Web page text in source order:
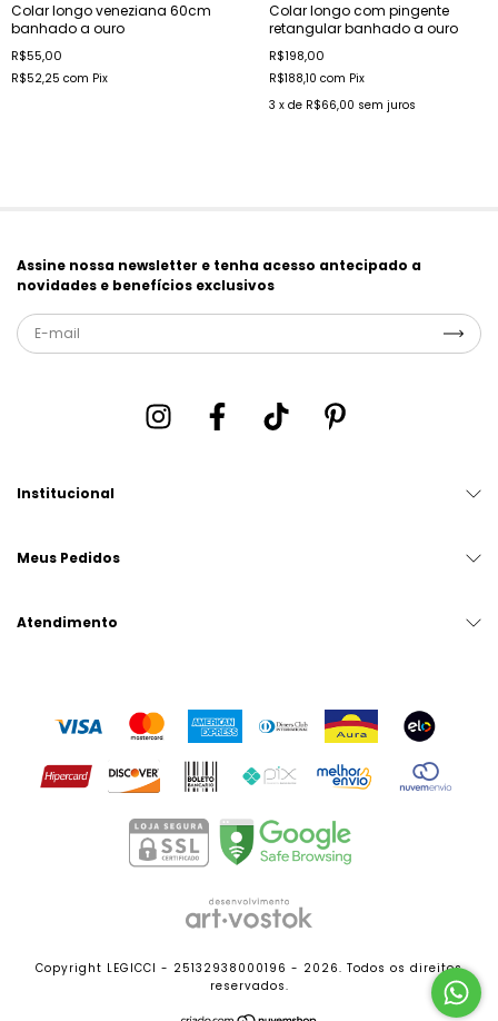
Colar longo veneziana 60cm
banhado a ouro
R$55,00
R$52,25 com Pix
Colar longo com pingente
retangular banhado a ouro
R$198,00
R$188,10 com Pix
3 x de R$66,00 sem juros
Assine nossa newsletter e tenha acesso antecipado a
novidades e benefícios exclusivos
Institucional
Meus Pedidos
Atendimento
Copyright LEGICCI - 25132938000196 - 2026. Todos os direitos
reservados.